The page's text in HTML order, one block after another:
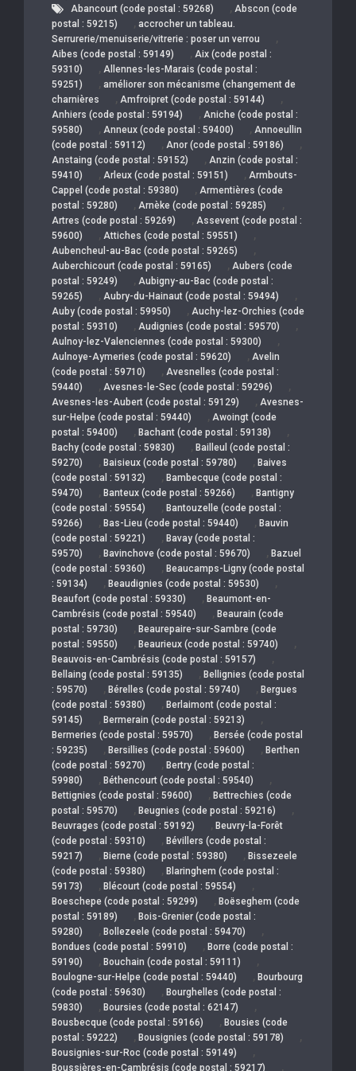
Abancourt (code postal : 59268)
, Abscon (code
postal : 59215)
, accrocher un tableau.
Serrurerie/menuiserie/vitrerie : poser un verrou
,
Aibes (code postal : 59149) , Aix (code postal :
59310)
, Allennes-les-Marais (code postal :
59251)
, améliorer son mécanisme (changement de
charnières
, Amfroipret (code postal : 59144) ,
Anhiers (code postal : 59194) , Aniche (code postal :
59580)
, Anneux (code postal : 59400) , Annoeullin
(code postal : 59112)
, Anor (code postal : 59186) ,
Anstaing (code postal : 59152) , Anzin (code postal :
59410)
, Arleux (code postal : 59151) , Armbouts-
Cappel (code postal : 59380)
, Armentières (code
postal : 59280)
, Arnèke (code postal : 59285) ,
Artres (code postal : 59269) , Assevent (code postal :
59600)
, Attiches (code postal : 59551) ,
Aubencheul-au-Bac (code postal : 59265) ,
Auberchicourt (code postal : 59165) , Aubers (code
postal : 59249)
, Aubigny-au-Bac (code postal :
59265)
, Aubry-du-Hainaut (code postal : 59494) ,
Auby (code postal : 59950) , Auchy-lez-Orchies (code
postal : 59310)
, Audignies (code postal : 59570) ,
Aulnoy-lez-Valenciennes (code postal : 59300) ,
Aulnoye-Aymeries (code postal : 59620) , Avelin
(code postal : 59710)
, Avesnelles (code postal :
59440)
, Avesnes-le-Sec (code postal : 59296) ,
Avesnes-les-Aubert (code postal : 59129) , Avesnes-
sur-Helpe (code postal : 59440)
, Awoingt (code
postal : 59400)
, Bachant (code postal : 59138) ,
Bachy (code postal : 59830) , Bailleul (code postal :
59270)
, Baisieux (code postal : 59780) , Baives
(code postal : 59132)
, Bambecque (code postal :
59470)
, Banteux (code postal : 59266) , Bantigny
(code postal : 59554)
, Bantouzelle (code postal :
59266)
, Bas-Lieu (code postal : 59440) , Bauvin
(code postal : 59221)
, Bavay (code postal :
59570)
, Bavinchove (code postal : 59670) , Bazuel
(code postal : 59360)
, Beaucamps-Ligny (code postal
: 59134)
, Beaudignies (code postal : 59530) ,
Beaufort (code postal : 59330) , Beaumont-en-
Cambrésis (code postal : 59540)
, Beaurain (code
postal : 59730)
, Beaurepaire-sur-Sambre (code
postal : 59550)
, Beaurieux (code postal : 59740) ,
Beauvois-en-Cambrésis (code postal : 59157) ,
Bellaing (code postal : 59135) , Bellignies (code postal
: 59570)
, Bérelles (code postal : 59740) , Bergues
(code postal : 59380)
, Berlaimont (code postal :
59145)
, Bermerain (code postal : 59213) ,
Bermeries (code postal : 59570) , Bersée (code postal
: 59235)
, Bersillies (code postal : 59600) , Berthen
(code postal : 59270)
, Bertry (code postal :
59980)
, Béthencourt (code postal : 59540) ,
Bettignies (code postal : 59600) , Bettrechies (code
postal : 59570)
, Beugnies (code postal : 59216) ,
Beuvrages (code postal : 59192) , Beuvry-la-Forêt
(code postal : 59310)
, Bévillers (code postal :
59217)
, Bierne (code postal : 59380) , Bissezeele
(code postal : 59380)
, Blaringhem (code postal :
59173)
, Blécourt (code postal : 59554) ,
Boeschepe (code postal : 59299) , Boëseghem (code
postal : 59189)
, Bois-Grenier (code postal :
59280)
, Bollezeele (code postal : 59470) ,
Bondues (code postal : 59910) , Borre (code postal :
59190)
, Bouchain (code postal : 59111) ,
Boulogne-sur-Helpe (code postal : 59440) , Bourbourg
(code postal : 59630)
, Bourghelles (code postal :
59830)
, Boursies (code postal : 62147) ,
Bousbecque (code postal : 59166) , Bousies (code
postal : 59222)
, Bousignies (code postal : 59178) ,
Bousignies-sur-Roc (code postal : 59149) ,
Boussières-en-Cambrésis (code postal : 59217) ,